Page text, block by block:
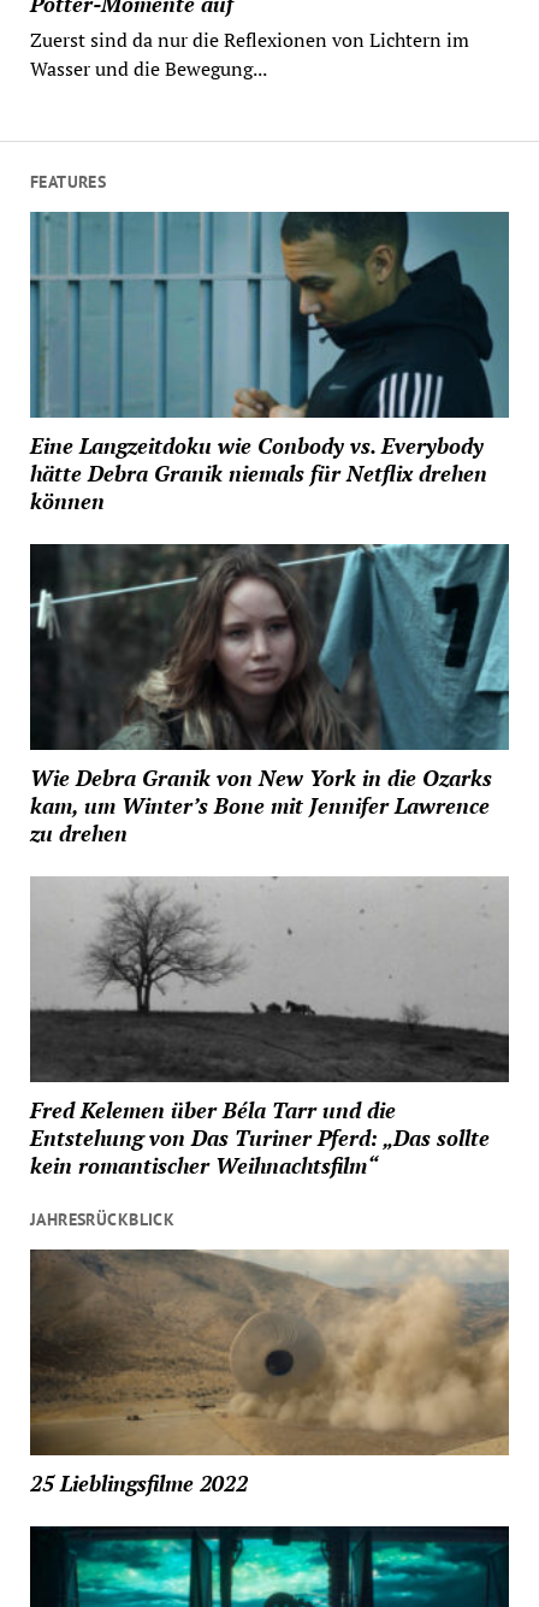
Zuerst sind da nur die Reflexionen von Lichtern im
Wasser und die Bewegung...
FEATURES
Eine Langzeitdoku wie Conbody vs. Everybody
hätte Debra Granik niemals für Netflix drehen
können
Wie Debra Granik von New York in die Ozarks
kam, um Winter’s Bone mit Jennifer Lawrence
zu drehen
Fred Kelemen über Béla Tarr und die
Entstehung von Das Turiner Pferd: „Das sollte
kein romantischer Weihnachtsfilm“
JAHRESRÜCKBLICK
25 Lieblingsfilme 2022